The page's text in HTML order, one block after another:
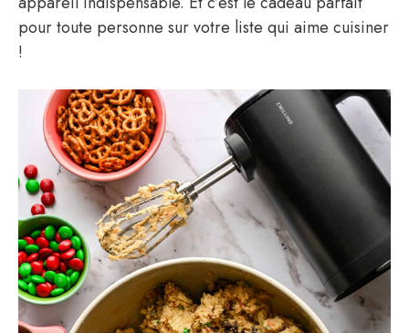
pour toute personne sur votre liste qui aime cuisiner
!